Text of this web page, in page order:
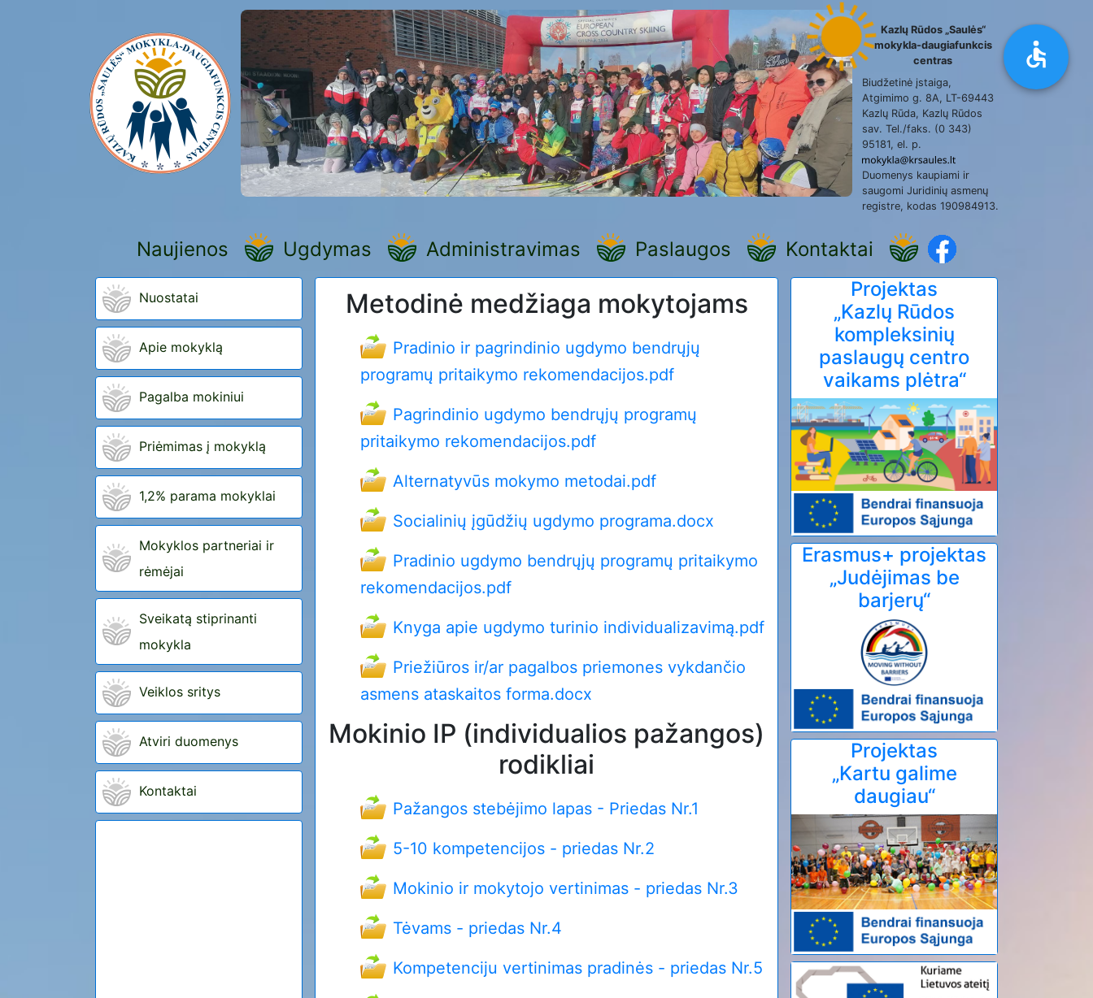
Kazlų Rūdos „Saulės“
mokykla-daugiafunkcis
centras
Biudžetinė įstaiga,
Atgimimo g. 8A, LT-69443
Kazlų Rūda, Kazlų Rūdos
sav. Tel./faks. (0 343)
95181, el. p.
Duomenys kaupiami ir
saugomi Juridinių asmenų
registre, kodas 190984913.
Naujienos Ugdymas Administravimas Paslaugos Kontaktai
Nuostatai
Apie mokyklą
Pagalba mokiniui
Priėmimas į mokyklą
1,2% parama mokyklai
Mokyklos partneriai ir
rėmėjai
Sveikatą stiprinanti
mokykla
Veiklos sritys
Atviri duomenys
Kontaktai
Metodinė medžiaga mokytojams
Pradinio ir pagrindinio ugdymo bendrųjų
programų pritaikymo rekomendacijos.pdf
Pagrindinio ugdymo bendrųjų programų
pritaikymo rekomendacijos.pdf
Alternatyvūs mokymo metodai.pdf
Socialinių įgūdžių ugdymo programa.docx
Pradinio ugdymo bendrųjų programų pritaikymo
rekomendacijos.pdf
Knyga apie ugdymo turinio individualizavimą.pdf
Priežiūros ir/ar pagalbos priemones vykdančio
asmens ataskaitos forma.docx
Mokinio IP (individualios pažangos)
rodikliai
Pažangos stebėjimo lapas - Priedas Nr.1
5-10 kompetencijos - priedas Nr.2
Mokinio ir mokytojo vertinimas - priedas Nr.3
Tėvams - priedas Nr.4
Kompetenciju vertinimas pradinės - priedas Nr.5
Projektas
„Kazlų Rūdos
kompleksinių
paslaugų centro
vaikams plėtra“
Erasmus+ projektas
„Judėjimas be
barjerų“
Projektas
„Kartu galime
daugiau“